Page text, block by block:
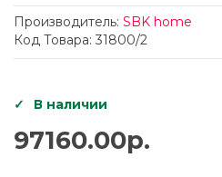
Производитель: SBK home
Код Товара: 31800/2
В наличии
97160.00р.